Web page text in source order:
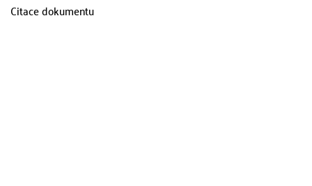
Citace dokumentu